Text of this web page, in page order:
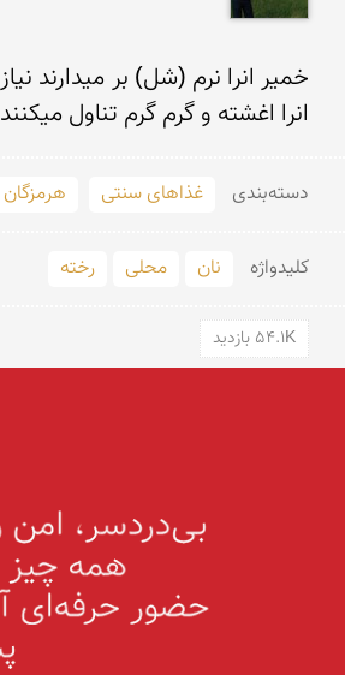
انرا اغشته و گرم گرم تناول میکنند
دسته‌بندی غذاهای سنتی هرمزگان
کلید‌واژه نان محلی رخته
54.1K بازدید